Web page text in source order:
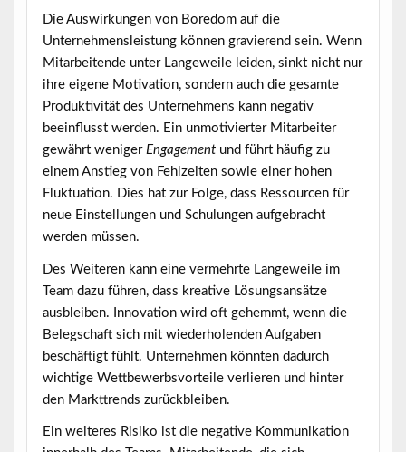
Die Auswirkungen von Boredom auf die
Unternehmensleistungkönnen gravierend sein. Wenn
Mitarbeitende unter Langeweile leiden, sinkt nicht nur
ihre eigene Motivation, sondern auch die gesamte
Produktivität des Unternehmens kann negativ
beeinflusst werden. Ein unmotivierter Mitarbeiter
gewährt weniger Engagementund führt häufig zu
einem Anstieg von Fehlzeiten sowie einer hohen
Fluktuation. Dies hat zur Folge, dass Ressourcen für
neue Einstellungen und Schulungen aufgebracht
werden müssen.
Des Weiteren kann eine vermehrte Langeweile im
Team dazu führen, dass kreative Lösungsansätze
ausbleiben. Innovation wird oft gehemmt, wenn die
Belegschaft sich mit wiederholenden Aufgaben
beschäftigt fühlt. Unternehmen könnten dadurch
wichtige Wettbewerbsvorteile verlieren und hinter
den Markttrends zurückbleiben.
Ein weiteres Risiko ist die negative Kommunikation